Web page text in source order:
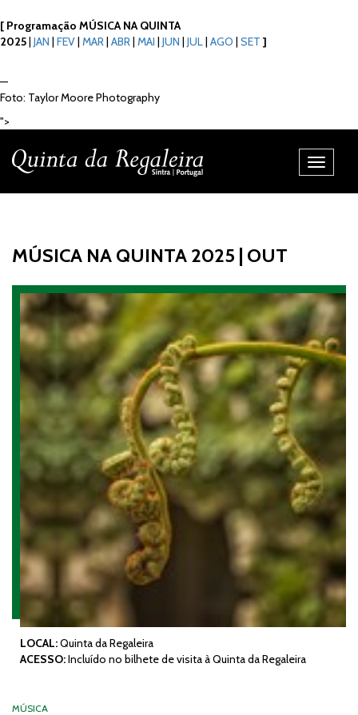
[ Programação MÚSICA NA QUINTA
2025| JAN | FEV| MAR| ABR| MAI | JUN | JUL| AGO | SET ]
—
Foto: Taylor Moore Photography
">
Alternar
MÚSICA NA QUINTA 2025 | OUT
LOCAL:Quinta da Regaleira
ACESSO:Incluído no bilhete de visita à Quinta da Regaleira
MÚSICA